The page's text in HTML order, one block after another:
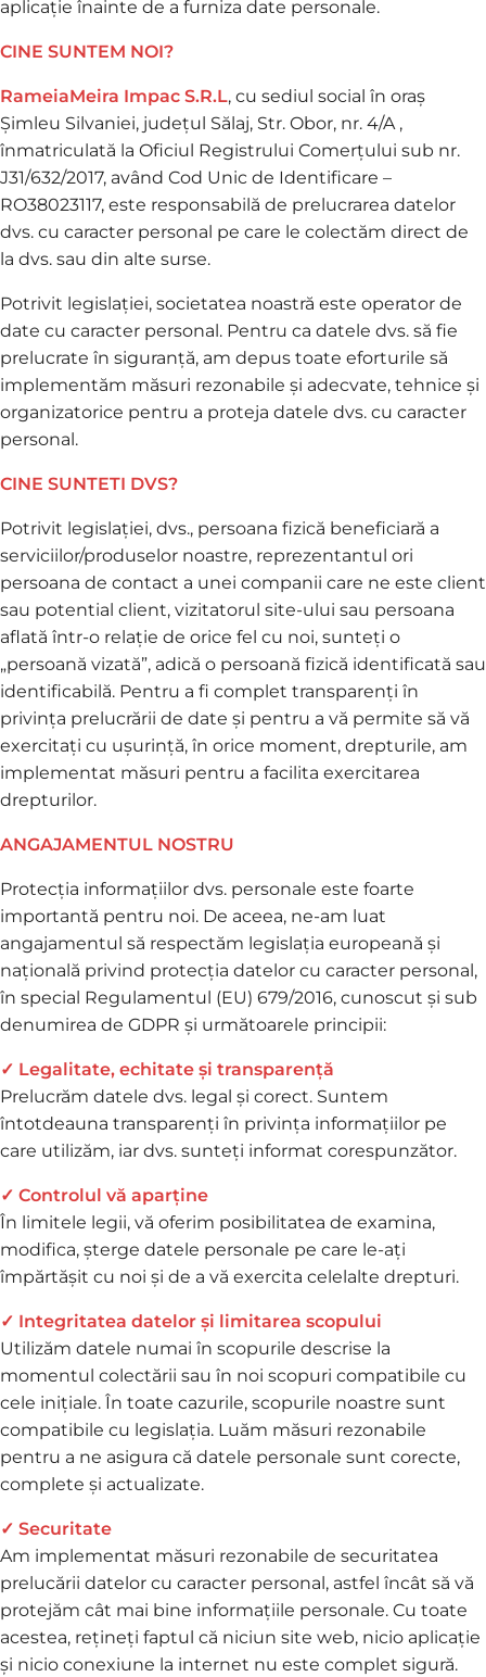
aplicație înainte de a furniza date personale.
CINE SUNTEM NOI?
RameiaMeira Impac S.R.L, cu sediul social în oraș
Șimleu Silvaniei, județul Sălaj, Str. Obor, nr. 4/A ,
înmatriculată la Oficiul Registrului Comerțului sub nr.
J31/632/2017, având Cod Unic de Identificare –
RO38023117, este responsabilă de prelucrarea datelor
dvs. cu caracter personal pe care le colectăm direct de
la dvs. sau din alte surse.
Potrivit legislației, societatea noastră este operator de
date cu caracter personal. Pentru ca datele dvs. să fie
prelucrate în siguranță, am depus toate eforturile să
implementăm măsuri rezonabile și adecvate, tehnice și
organizatorice pentru a proteja datele dvs. cu caracter
personal.
CINE SUNTETI DVS?
Potrivit legislației, dvs., persoana fizică beneficiară a
serviciilor/produselor noastre, reprezentantul ori
persoana de contact a unei companii care ne este client
sau potential client, vizitatorul site-ului sau persoana
aflată într-o relație de orice fel cu noi, sunteți o
„persoană vizată”, adică o persoană fizică identificată sau
identificabilă. Pentru a fi complet transparenți în
privința prelucrării de date și pentru a vă permite să vă
exercitați cu ușurință, în orice moment, drepturile, am
implementat măsuri pentru a facilita exercitarea
drepturilor.
ANGAJAMENTUL NOSTRU
Protecția informațiilor dvs. personale este foarte
importantă pentru noi. De aceea, ne-am luat
angajamentul să respectăm legislația europeană și
națională privind protecția datelor cu caracter personal,
în special Regulamentul (EU) 679/2016, cunoscut și sub
denumirea de GDPR și următoarele principii:
✓ Legalitate, echitate și transparență
Prelucrăm datele dvs. legal și corect. Suntem
întotdeauna transparenți în privința informațiilor pe
care utilizăm, iar dvs. sunteți informat corespunzător.
✓ Controlul vă aparține
În limitele legii, vă oferim posibilitatea de examina,
modifica, șterge datele personale pe care le-ați
împărtășit cu noi și de a vă exercita celelalte drepturi.
✓ Integritatea datelor și limitarea scopului
Utilizăm datele numai în scopurile descrise la
momentul colectării sau în noi scopuri compatibile cu
cele inițiale. În toate cazurile, scopurile noastre sunt
compatibile cu legislația. Luăm măsuri rezonabile
pentru a ne asigura că datele personale sunt corecte,
complete și actualizate.
✓ Securitate
Am implementat măsuri rezonabile de securitatea
prelucării datelor cu caracter personal, astfel încât să vă
protejăm cât mai bine informațiile personale. Cu toate
acestea, rețineți faptul că niciun site web, nicio aplicație
și nicio conexiune la internet nu este complet sigură.